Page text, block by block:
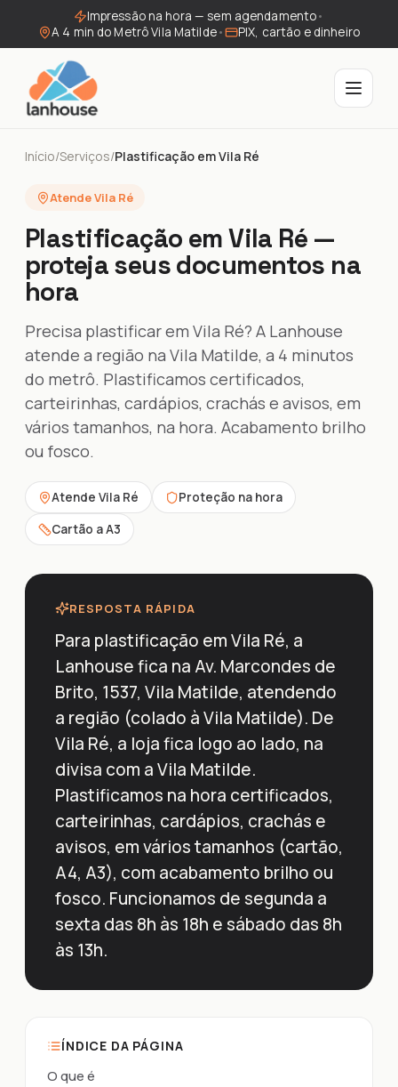
Impressão na hora — sem agendamento•
A 4 min do Metrô Vila Matilde• PIX, cartão e dinheiro
Início/Serviços/Plastificação em Vila Ré
Atende Vila Ré
Plastificação em Vila Ré —
proteja seus documentos na
hora
Precisa plastificar em Vila Ré? A Lanhouse
atende a região na Vila Matilde, a 4 minutos
do metrô. Plastificamos certificados,
carteirinhas, cardápios, crachás e avisos, em
vários tamanhos, na hora. Acabamento brilho
ou fosco.
Atende Vila Ré
Proteção na hora
Cartão a A3
RESPOSTA RÁPIDA
Para plastificação em Vila Ré, a
Lanhouse fica na Av. Marcondes de
Brito, 1537, Vila Matilde, atendendo
a região (colado à Vila Matilde). De
Vila Ré, a loja fica logo ao lado, na
divisa com a Vila Matilde.
Plastificamos na hora certificados,
carteirinhas, cardápios, crachás e
avisos, em vários tamanhos (cartão,
A4, A3), com acabamento brilho ou
fosco. Funcionamos de segunda a
sexta das 8h às 18h e sábado das 8h
às 13h.
ÍNDICE DA PÁGINA
O que é